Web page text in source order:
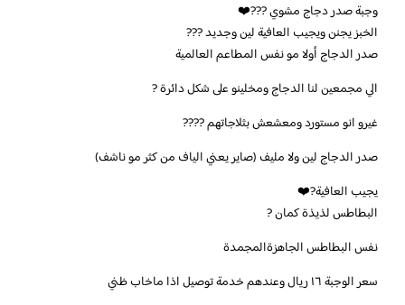
وجبة صدر دجاج مشوي ???❤️
الخبز يجنن ويجيب العافية لين وجديد ???
صدر الدجاج أولا مو نفس المطاعم العالمية
الي مجمعين لنا الدجاج ومخلينو على شكل دائرة ?
غيرو انو مستورد ومعشعش بثلاجاتهم ????
صدر الدجاج لين ولا مليف (صاير يعني الياف من كثر مو ناشف)
يجيب العافية?❤️
البطاطس لذيذة كمان ?
نفس البطاطس الجاهزةالمجمدة
سعر الوجبة ١٦ ريال وعندهم خدمة توصيل اذا ماخاب ظني